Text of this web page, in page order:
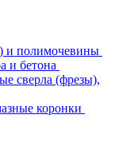
и полимочевины
и бетона
сверла (фрезы),
коронки